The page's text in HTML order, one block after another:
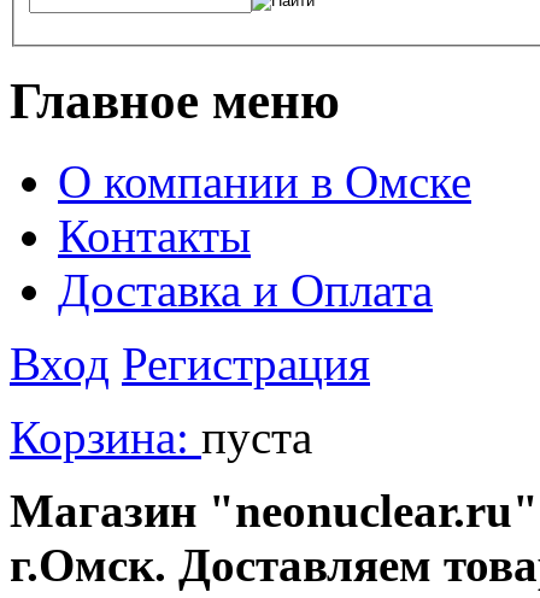
Главное меню
О компании в Омске
Контакты
Доставка и Оплата
Вход Регистрация
Корзина: пуста
Магазин
г.Омск. Доставляем